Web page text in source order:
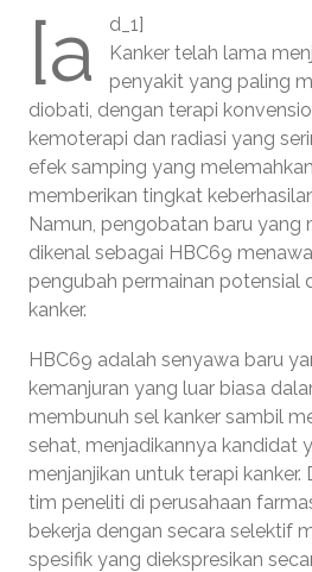
[a
d_1]
Kanker telah lama
penyakit yang paling
diobati, dengan terapi
kemoterapi dan radiasi yang
efek samping yang
memberikan tingkat
Namun, pengobatan baru yang
dikenal sebagai HBC69
pengubah permainan potensial
kanker.
HBC69 adalah senyawa baru
kemanjuran yang luar biasa
membunuh sel kanker sambil
sehat, menjadikannya kandidat
menjanjikan untuk terapi
tim peneliti di perusahaan
bekerja dengan secara selektif
spesifik yang diekspresikan